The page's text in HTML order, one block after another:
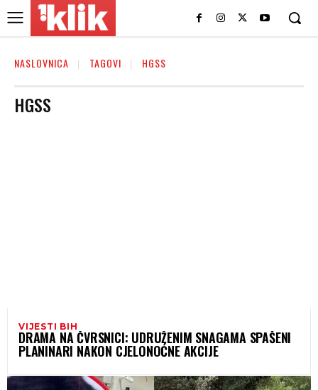
NASLOVNICA TAGOVI HGSS
HGSS
VIJESTI BIH
DRAMA NA ČVRSNICI: UDRUŽENIM SNAGAMA SPAŠENI
PLANINARI NAKON CJELONOĆNE AKCIJE